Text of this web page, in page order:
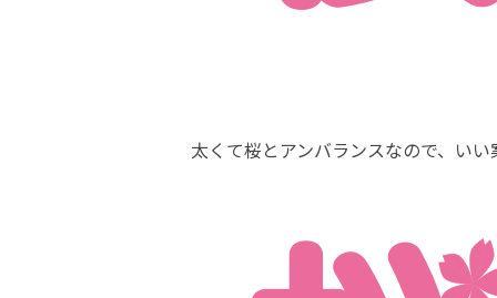
太くて桜とアンバランスなので、いい